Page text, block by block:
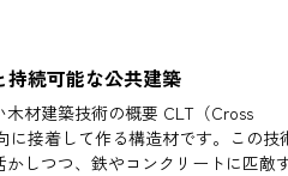
持続可能な公共建築
材建築技術の概要 CLT（Cross
接着して作る構造材です。この技
しつつ、鉄やコンクリートに匹敵